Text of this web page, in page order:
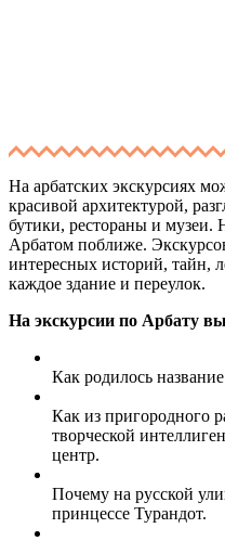
На арбатских экскурсиях
красивой архитектурой,
бутики, рестораны и
Арбатом поближе.
интересных историй, тайн,
каждое здание и переулок.
На экскурсии по Арбату вы
Как родилось
Как из пригородного
творческой
центр.
Почему на русской
принцессе Турандот.